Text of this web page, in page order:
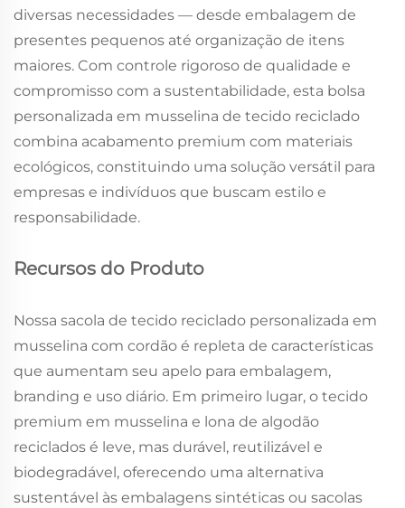
diversas necessidades — desde embalagem de
presentes pequenos até organização de itens
maiores. Com controle rigoroso de qualidade e
compromisso com a sustentabilidade, esta bolsa
personalizada em musselina de tecido reciclado
combina acabamento premium com materiais
ecológicos, constituindo uma solução versátil para
empresas e indivíduos que buscam estilo e
responsabilidade.
Recursos do Produto
Nossa sacola de tecido reciclado personalizada em
musselina com cordão é repleta de características
que aumentam seu apelo para embalagem,
branding e uso diário. Em primeiro lugar, o tecido
premium em musselina e lona de algodão
reciclados é leve, mas durável, reutilizável e
biodegradável, oferecendo uma alternativa
sustentável às embalagens sintéticas ou sacolas